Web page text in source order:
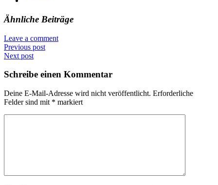
Ähnliche Beiträge
Leave a comment
Previous post
Next post
Schreibe einen Kommentar
Deine E-Mail-Adresse wird nicht veröffentlicht. Erforderliche
Felder sind mit * markiert